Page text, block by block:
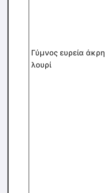
Γύμνος ευρεία άκρη
λουρί